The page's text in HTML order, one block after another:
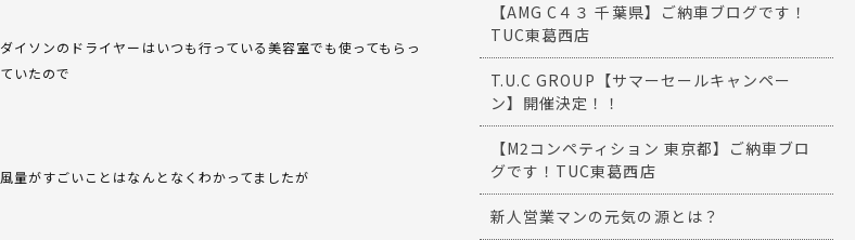
ダイソンのドライヤーはいつも行っている美容室でも使ってもらっ
ていたので
風量がすごいことはなんとなくわかってましたが
【AMG C４３ 千葉県】ご納車ブログです！
TUC東葛西店
T.U.C GROUP【サマーセールキャンペー
ン】開催決定！！
【M2コンペティション 東京都】ご納車ブロ
グです！TUC東葛西店
新人営業マンの元気の源とは？